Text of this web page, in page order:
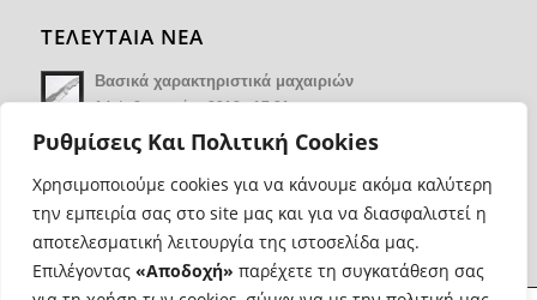
Ρυθμίσεις Και Πολιτική Cookies
Χρησιμοποιούμε cookies για να κάνουμε ακόμα καλύτερη
την εμπειρία σας στο site μας και για να διασφαλιστεί η
αποτελεσματική λειτουργία της ιστοσελίδα μας.
Επιλέγοντας «Αποδοχή» παρέχετε τη συγκατάθεση σας
ΤΕΛΕΥΤΑΙΑ ΝΕΑ
Βασικά χαρακτηριστικά μαχαιριών
14 Φεβρουαρίου 2018 - 17:21